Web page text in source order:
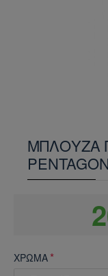
ΜΠΛΟΥΖΑ
ΧΡΩΜΑ